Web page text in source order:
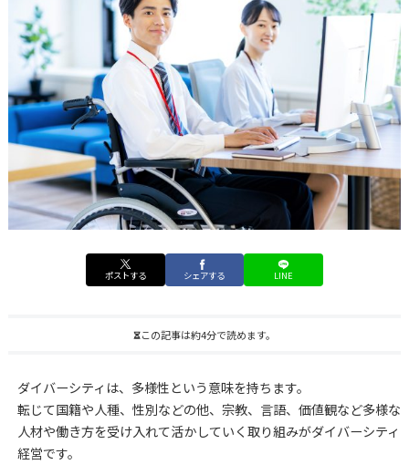
ポストする シェアする LINE
この記事は約4分で読めます。
ダイバーシティは、多様性という意味を持ちます。
転じて国籍や人種、性別などの他、宗教、言語、価値観など多様な
人材や働き方を受け入れて活かしていく取り組みがダイバーシティ
経営です。